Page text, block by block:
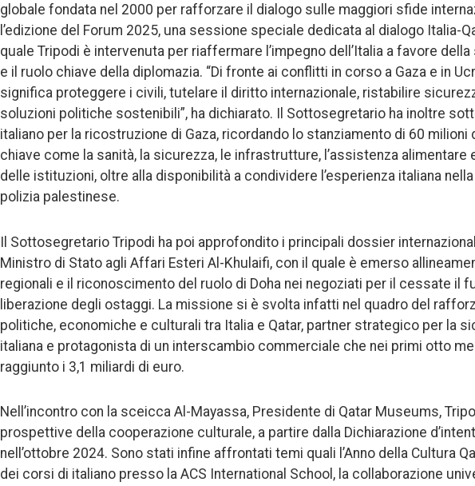
globale fondata nel 2000 per rafforzare il dialogo sulle maggiori sfide
l’edizione del Forum 2025, una sessione speciale dedicata al dialogo Italia-
quale Tripodi è intervenuta per riaffermare l’impegno dell’Italia a favore
e il ruolo chiave della diplomazia. “Di fronte ai conflitti in corso a Gaza e in
significa proteggere i civili, tutelare il diritto internazionale, ristabilire
soluzioni politiche sostenibili”, ha dichiarato. Il Sottosegretario ha inoltre
italiano per la ricostruzione di Gaza, ricordando lo stanziamento di 60
chiave come la sanità, la sicurezza, le infrastrutture, l’assistenza alimentare
delle istituzioni, oltre alla disponibilità a condividere l’esperienza italiana
polizia palestinese.
Il Sottosegretario Tripodi ha poi approfondito i principali dossier
Ministro di Stato agli Affari Esteri Al-Khulaifi, con il quale è emerso
regionali e il riconoscimento del ruolo di Doha nei negoziati per il cessate il
liberazione degli ostaggi. La missione si è svolta infatti nel quadro del
politiche, economiche e culturali tra Italia e Qatar, partner strategico per la
italiana e protagonista di un interscambio commerciale che nei primi otto
raggiunto i 3,1 miliardi di euro.
Nell’incontro con la sceicca Al-Mayassa, Presidente di Qatar Museums,
prospettive della cooperazione culturale, a partire dalla Dichiarazione
nell’ottobre 2024. Sono stati infine affrontati temi quali l’Anno della Cultura
dei corsi di italiano presso la ACS International School, la collaborazione